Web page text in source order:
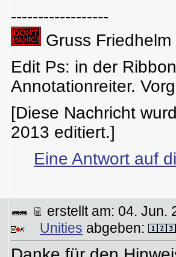
------------------
Gruss Friedhelm
Edit Ps: in der
Annotationreiter.
[Diese Nachricht
2013 editiert.]
Eine Antwort auf
erstellt am: 04.
Unities abgeben: